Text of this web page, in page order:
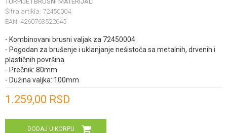
Šifra artikla: 72450004
EAN: 4260763522645
- Kombinovani brusni valjak za 72450004
- Pogodan za brušenje i uklanjanje nešistoća sa metalnih, drvenih i
plastičnih površina
- Prečnik: 80mm
- Dužina valjka: 100mm
1.259,00 RSD
DODAJ U KORPU